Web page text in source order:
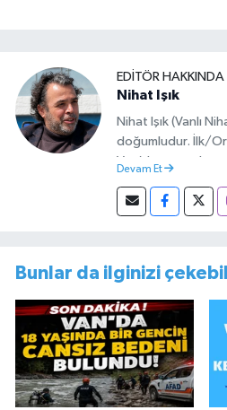
EDITÖR HAKKINDA
Nihat Işık
Nihat Işık (Vanlı
doğumludur. İlk/
Van’da
başlamıştır.
görevi dönüşü Van
görevini
tercih etmiştir.
Devam Et
Bunlar da ilginizi